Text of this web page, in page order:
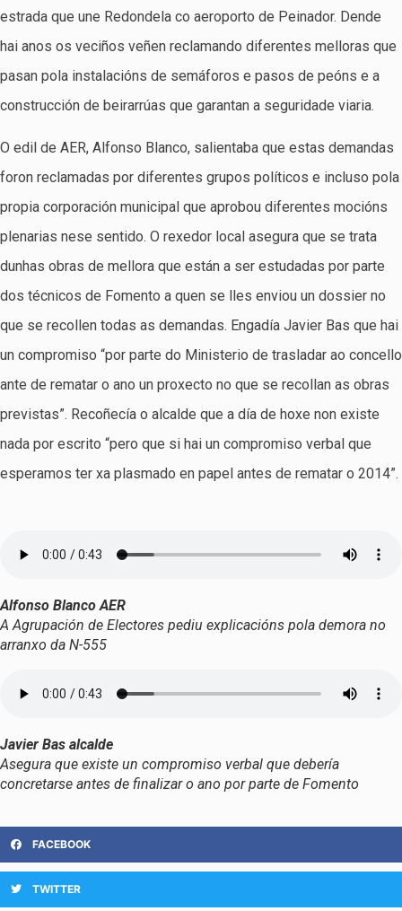
estrada que une Redondela co aeroporto de Peinador. Dende
hai anos os veciños veñen reclamando diferentes melloras que
pasan pola instalacións de semáforos e pasos de peóns e a
construcción de beirarrúas que garantan a seguridade viaria.
O edil de AER, Alfonso Blanco, salientaba que estas demandas
foron reclamadas por diferentes grupos políticos e incluso pola
propia corporación municipal que aprobou diferentes mocións
plenarias nese sentido. O rexedor local asegura que se trata
dunhas obras de mellora que están a ser estudadas por parte
dos técnicos de Fomento a quen se lles enviou un dossier no
que se recollen todas as demandas. Engadía Javier Bas que hai
un compromiso “por parte do Ministerio de trasladar ao concello
ante de rematar o ano un proxecto no que se recollan as obras
previstas”. Recoñecía o alcalde que a día de hoxe non existe
nada por escrito “pero que si hai un compromiso verbal que
esperamos ter xa plasmado en papel antes de rematar o 2014”.
Alfonso Blanco AER
A Agrupación de Electores pediu explicacións pola demora no
arranxo da N-555
Javier Bas alcalde
Asegura que existe un compromiso verbal que debería
concretarse antes de finalizar o ano por parte de Fomento
FACEBOOK
TWITTER